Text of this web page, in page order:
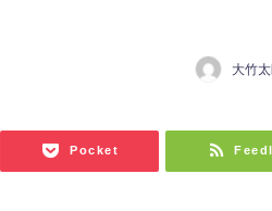
大竹
Pocket